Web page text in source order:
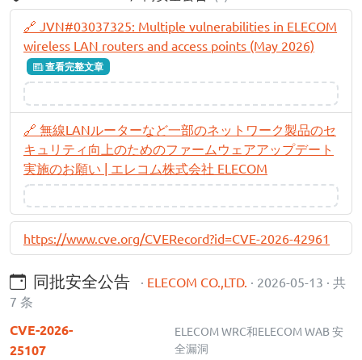
🔗 JVN#03037325: Multiple vulnerabilities in ELECOM
wireless LAN routers and access points (May 2026)
查看完整文章
🔗 無線LANルーターなど一部のネットワーク製品のセ
キュリティ向上のためのファームウェアアップデート
実施のお願い | エレコム株式会社 ELECOM
https://www.cve.org/CVERecord?id=CVE-2026-42961
同批安全公告 · ELECOM CO.,LTD. · 2026-05-13 · 共
7 条
CVE-2026-
25107
ELECOM WRC和ELECOM WAB 安
全漏洞